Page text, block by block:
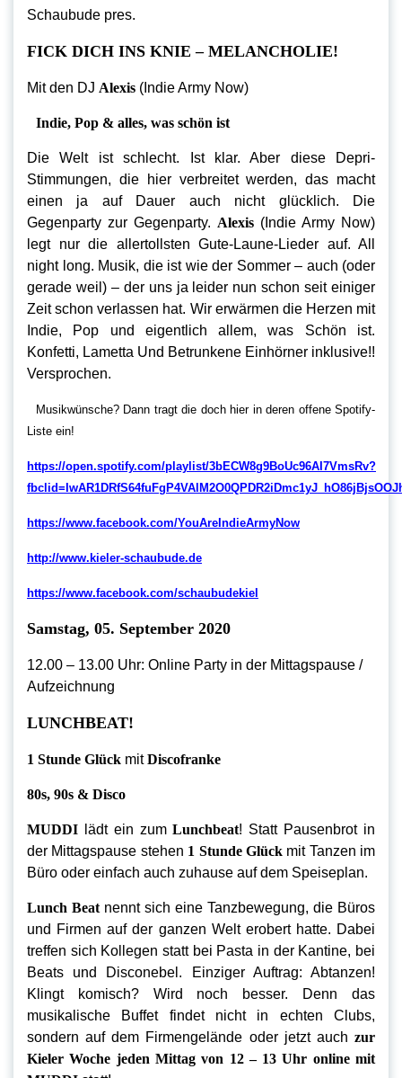
Schaubude pres.
FICK DICH INS KNIE – MELANCHOLIE!
Mit den DJ Alexis (Indie Army Now)
Indie, Pop & alles, was schön ist
Die Welt ist schlecht. Ist klar. Aber diese Depri-
Stimmungen, die hier verbreitet werden, das macht
einen ja auf Dauer auch nicht glücklich. Die
Gegenparty zur Gegenparty. Alexis (Indie Army Now)
legt nur die allertollsten Gute-Laune-Lieder auf. All
night long. Musik, die ist wie der Sommer – auch (oder
gerade weil) – der uns ja leider nun schon seit einiger
Zeit schon verlassen hat. Wir erwärmen die Herzen mit
Indie, Pop und eigentlich allem, was Schön ist.
Konfetti, Lametta Und Betrunkene Einhörner inklusive!!
Versprochen.
Musikwünsche? Dann tragt die doch hier in deren offene Spotify-
Liste ein!
https://open.spotify.com/playlist/3bECW8g9BoUc96AI7VmsRv?
https://www.facebook.com/YouAreIndieArmyNow
http://www.kieler-schaubude.de
https://www.facebook.com/schaubudekiel
Samstag, 05. September 2020
12.00 – 13.00 Uhr: Online Party in der Mittagspause /
Aufzeichnung
LUNCHBEAT!
1 Stunde Glück mitDiscofranke
80s, 90s & Disco
MUDDI lädt ein zumLunchbeat! Statt Pausenbrot in
der Mittagspause stehen 1 Stunde Glückmit Tanzen im
Büro oder einfach auch zuhause auf dem Speiseplan.
Lunch Beat nennt sich eine Tanzbewegung, die Büros
und Firmen auf der ganzen Welt erobert hatte. Dabei
treffen sich Kollegen statt bei Pasta in der Kantine, bei
Beats und Disconebel. Einziger Auftrag: Abtanzen!
Klingt komisch? Wird noch besser. Denn das
musikalische Buffet findet nicht in echten Clubs,
sondern auf dem Firmengelände oder jetzt auch zur
Kieler Woche jeden Mittag von 12 – 13 Uhr online mit